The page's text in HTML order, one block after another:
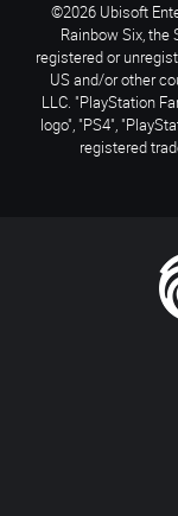
©2026 Ubisoft
Rainbow Six, the
registered or
US and/or other
LLC. "PlayStation
logo", "PS4",
registered